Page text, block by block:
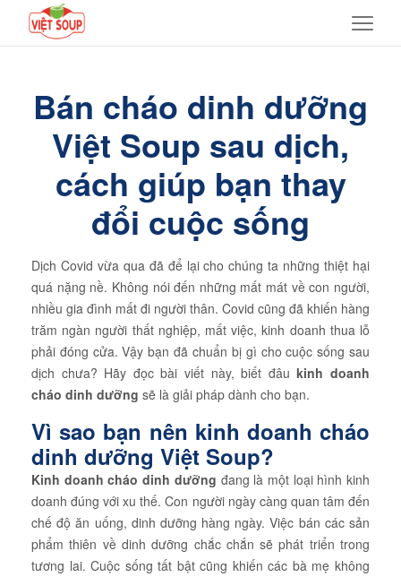
Bán cháo dinh dưỡng
Việt Soup sau dịch,
cách giúp bạn thay
đổi cuộc sống
Dịch Covid vừa qua đã để lại cho chúng ta những thiệt hại
quá nặng nề. Không nói đến những mất mát về con người,
nhiều gia đình mất đi người thân. Covid cũng đã khiến hàng
trăm ngàn người thất nghiệp, mất việc, kinh doanh thua lỗ
phải đóng cửa. Vậy bạn đã chuẩn bị gì cho cuộc sống sau
dịch chưa? Hãy đọc bài viết này, biết đâukinh doanh
cháo dinh dưỡng sẽ là giải pháp dành cho bạn.
Vì sao bạn nên kinh doanh cháo
dinh dưỡng Việt Soup?
Kinh doanh cháo dinh dưỡng đang là một loại hình kinh
doanh đúng với xu thế. Con người ngày càng quan tâm đến
chế độ ăn uống, dinh dưỡng hàng ngày. Việc bán các sản
phẩm thiên về dinh dưỡng chắc chắn sẽ phát triển trong
tương lai. Cuộc sống tất bật cũng khiến các bà mẹ không